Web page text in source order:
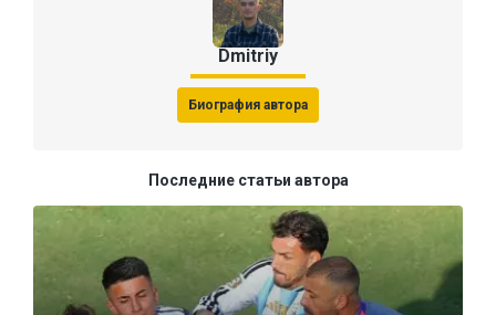
Dmitriy
Биография автора
Последние статьи автора